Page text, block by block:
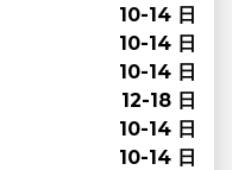
10-14 日
10-14 日
10-14 日
12-18 日
10-14 日
10-14 日